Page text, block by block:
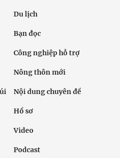
Du lịch
Bạn đọc
Công nghiệp hỗ trợ
Nông thôn mới
Nội dung chuyên đề
Hồ sơ
Video
Podcast